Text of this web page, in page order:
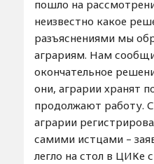
пошло на
неизвестно какое
разъяснениями мы
аграриям. Нам
окончательное
они, аграрии хранят
продолжают работу.
аграрии
самими истцами –
легло на стол в ЦИКе